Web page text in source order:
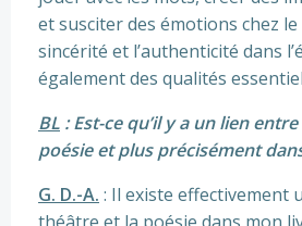
et susciter des émotions chez le
sincérité et l’authenticité dans
également des qualités
BL : Est-ce qu’il y a un lien
poésie et plus précisément
G. D.-A. : Il existe effectivement